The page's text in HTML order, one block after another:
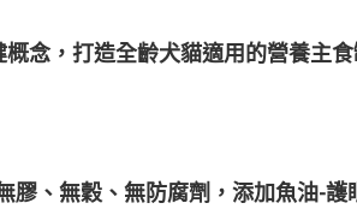
念，打造全齡犬貓適用的營養主
膠、無穀、無防腐劑，添加魚油-